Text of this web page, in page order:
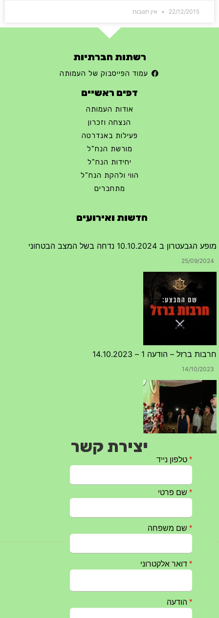
22/12/2015 אין תגובות
רשתות חברתיות
עמוד הפייסבוק של העמותה
דפים ראשיים
אודות העמותה
הנצחה וזכרון
פעילות באנדרטה
מורשת הנח"ל
יחידות הנח"ל
הווי ולהקת הנח"ל
מתחברים
חדשות ואירועים
טקס ההתיחדות השנתי 2023 נערך ב 5/9/2023 באנדרטה
07/09/2023
20/07/2023
27/05/2025
יצירת קשר